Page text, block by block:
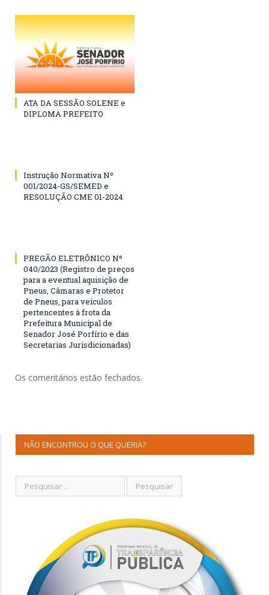
ATA DA SESSÃO SOLENE e
DIPLOMA PREFEITO
Instrução Normativa Nº
001/2024-GS/SEMED e
RESOLUÇÃO CME 01-2024
PREGÃO ELETRÔNICO Nº
040/2023 (Registro de preços
para a eventual aquisição de
Pneus, Câmaras e Protetor
de Pneus, para veículos
pertencentes à frota da
Prefeitura Municipal de
Senador José Porfírio e das
Secretarias Jurisdicionadas)
Os comentários estão fechados.
NÃO ENCONTROU O QUE QUERIA?